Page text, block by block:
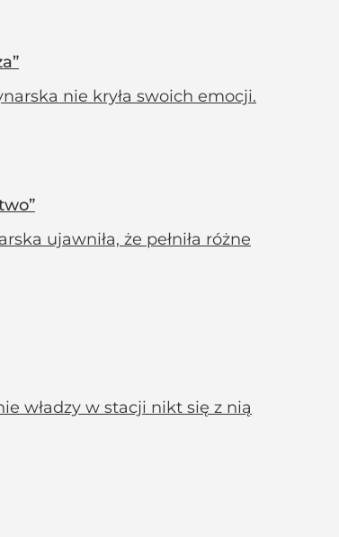
nie kryła swoich emocji.
ujawniła, że pełniła różne
władzy w stacji nikt się z nią